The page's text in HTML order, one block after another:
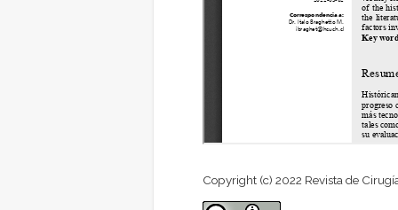
Copyright (c) 2022 Revista de